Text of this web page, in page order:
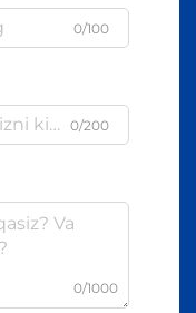
0/100
0/200
0/1000